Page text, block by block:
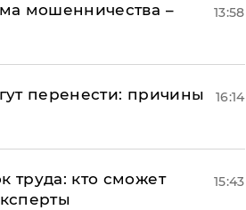
мошенничества –
13:58
перенести: причины
16:14
труда: кто сможет
15:43